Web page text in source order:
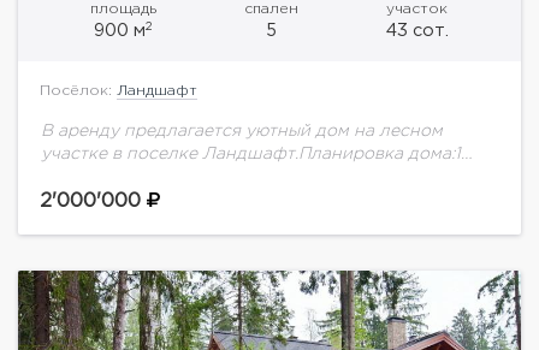
площадь
900 м2
спален
5
участок
43 сот.
Посёлок: Ландшафт
В аренду предлагается уютный дом на лесном
участке в поселке Ландшафт.Планировка дома:1
кухня, столовая, гостиная с камином и выходом на
2'000'000